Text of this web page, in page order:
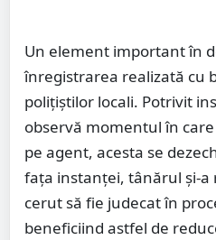
Un element important în
înregistrarea realizată cu
polițiștilor locali. Potrivit
observă momentul în
pe agent, acesta se
fața instanței, tânărul și-a
cerut să fie judecat în
beneficiind astfel de